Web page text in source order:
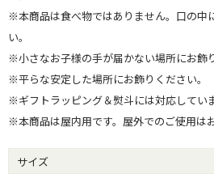
※本商品は食べ物ではありません。口の中
い。
※小さなお子様の手が届かない場所にお飾
※平らな安定した場所にお飾りください。
※ギフトラッピング＆熨斗には対応してい
※本商品は屋内用です。屋外でのご使用は
サイズ